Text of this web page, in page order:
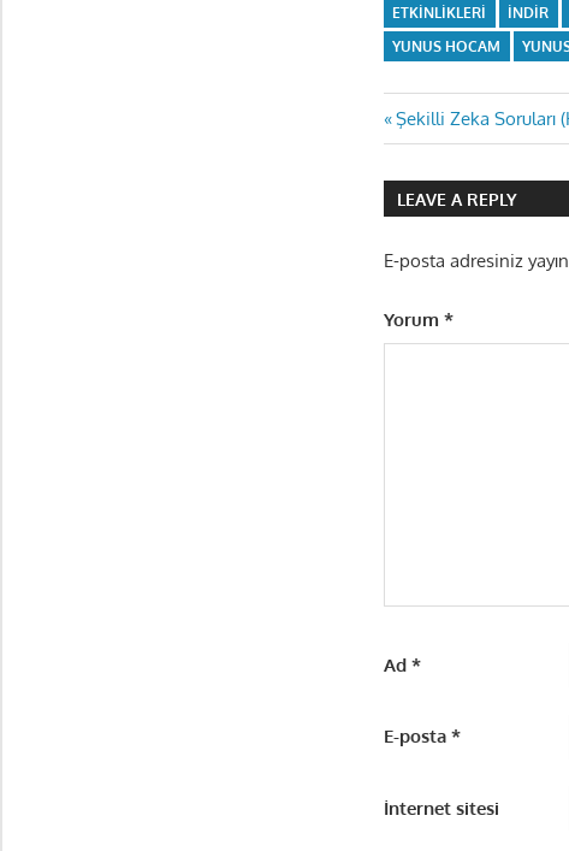
ETKINLIKLERI
INDIR
YUNUS HOCAM
Yazı
gezinmesi
Previous
Post:
Şekilli Zeka Soruları
LEAVE A REPLY
E-posta adresiniz
Yorum*
Ad*
E-posta*
İnternet sitesi